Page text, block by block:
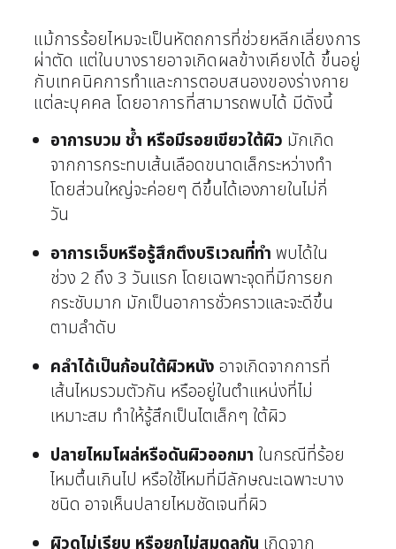
แม้การร้อยไหมจะเป็นหัตถการที่ช่วยหลีกเลี่ยงการ
ผ่าตัด แต่ในบางรายอาจเกิดผลข้างเคียงได้ ขึ้นอยู่
กับเทคนิคการทำและการตอบสนองของร่างกาย
แต่ละบุคคล โดยอาการที่สามารถพบได้ มีดังนี้
อาการบวม ช้ำ หรือมีรอยเขียวใต้ผิว มักเกิด
จากการกระทบเส้นเลือดขนาดเล็กระหว่างทำ
โดยส่วนใหญ่จะค่อยๆ ดีขึ้นได้เองภายในไม่กี่
วัน
อาการเจ็บหรือรู้สึกตึงบริเวณที่ทำ พบได้ใน
ช่วง 2 ถึง 3 วันแรก โดยเฉพาะจุดที่มีการยก
กระชับมาก มักเป็นอาการชั่วคราวและจะดีขึ้น
ตามลำดับ
คลำได้เป็นก้อนใต้ผิวหนัง อาจเกิดจากการที่
เส้นไหมรวมตัวกัน หรืออยู่ในตำแหน่งที่ไม่
เหมาะสม ทำให้รู้สึกเป็นไตเล็กๆ ใต้ผิว
ปลายไหมโผล่หรือดันผิวออกมา ในกรณีที่ร้อย
ไหมตื้นเกินไป หรือใช้ไหมที่มีลักษณะเฉพาะบาง
ชนิด อาจเห็นปลายไหมชัดเจนที่ผิว
ผิวดูไม่เรียบ หรือยกไม่สมดุลกัน เกิดจาก